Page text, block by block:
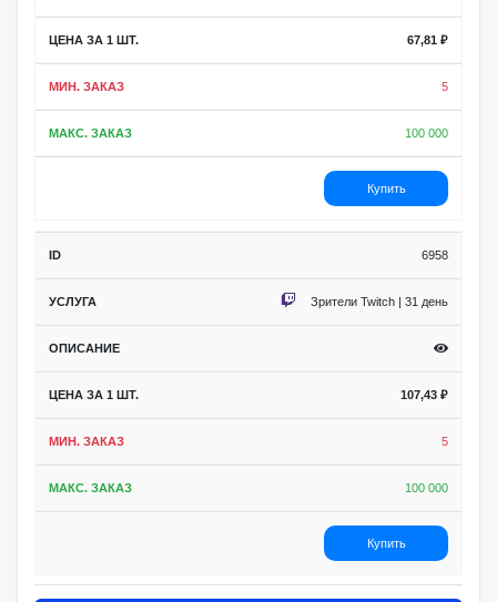
67,81 ₽
5
100 000
Купить
6958
Зрители Twitch | 31 день
107,43 ₽
5
100 000
Купить